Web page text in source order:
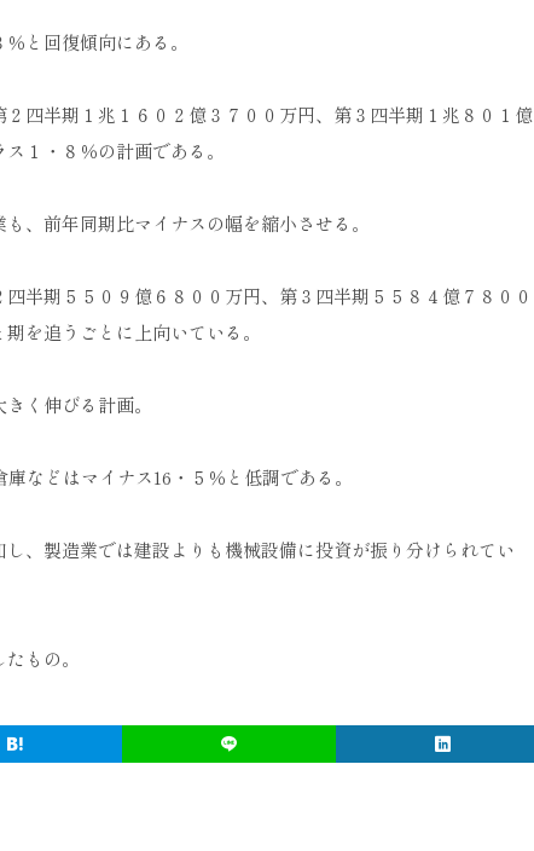
と回復傾向にある。
四半期１兆１６０２億３７００万円、第３四半期１兆８０１億
１・８％の計画である。
、前年同期比マイナスの幅を縮小させる。
半期５５０９億６８００万円、第３四半期５５８４億７８００
を追うごとに上向いている。
く伸びる計画。
などはマイナス16・５％と低調である。
、製造業では建設よりも機械設備に投資が振り分けられてい
もの。